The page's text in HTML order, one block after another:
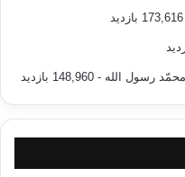
رسول الله - 148,960 بازدید